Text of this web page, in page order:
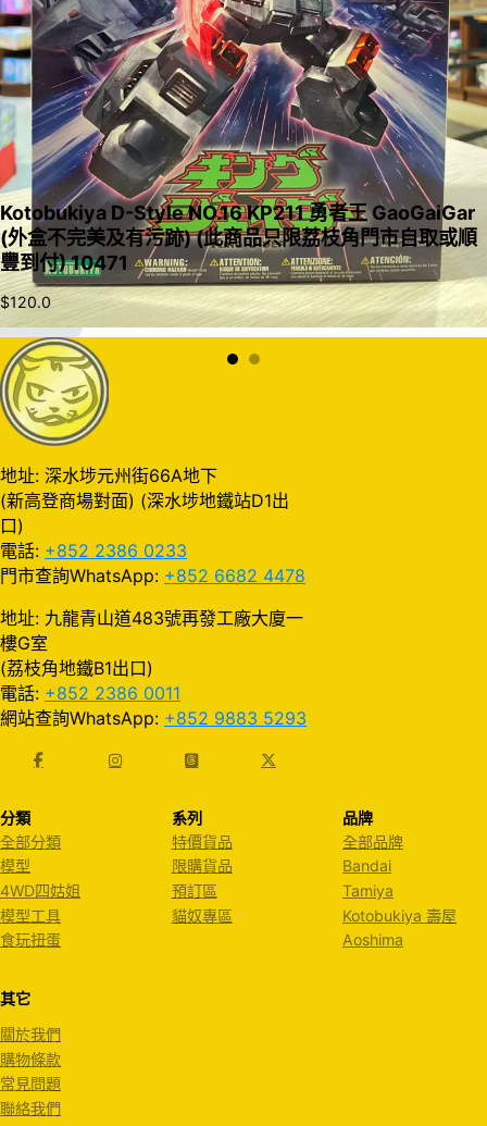
入購物車
Kotobukiya D-Style NO.16 KP211 勇者王 GaoGaiGar
(外盒不完美及有污跡) (此商品只限荔枝角門市自取或順
豐到付) 10471
$120.0
地址: 深水埗元州街66A地下
(新高登商場對面) (深水埗地鐵站D1出
口)
電話: +852 2386 0233
門市查詢WhatsApp: +852 6682 4478
地址: 九龍青山道483號再發工廠大廈一
樓G室
(荔枝角地鐵B1出口)
電話: +852 2386 0011
網站查詢WhatsApp: +852 9883 5293
分類
全部分類
模型
4WD四姑姐
模型工具
食玩扭蛋
系列
特價貨品
限購貨品
預訂區
貓奴專區
品牌
全部品牌
Bandai
Tamiya
Kotobukiya 壽屋
Aoshima
其它
關於我們
購物條款
常見問題
聯絡我們